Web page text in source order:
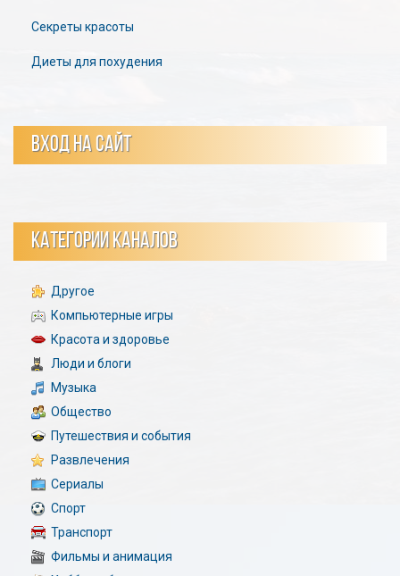
Секреты красоты
Диеты для похудения
ВХОД НА САЙТ
КАТЕГОРИИ КАНАЛОВ
Другое
Компьютерные игры
Красота и здоровье
Люди и блоги
Музыка
Общество
Путешествия и события
Развлечения
Сериалы
Спорт
Транспорт
Фильмы и анимация